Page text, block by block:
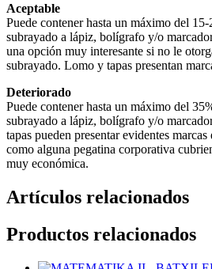
Aceptable
Puede contener hasta un máximo del
subrayado a lápiz, bolígrafo y/o
una opción muy interesante si no le
subrayado. Lomo y tapas presentan
Deteriorado
Puede contener hasta un máximo del
subrayado a lápiz, bolígrafo y/o
tapas pueden presentar evidentes
como alguna pegatina corporativa
muy económica.
Artículos relacionados
Productos relacionados